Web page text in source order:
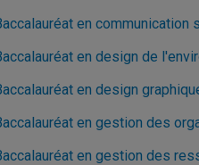
en
en design de
en design
en gestion des
en gestion des